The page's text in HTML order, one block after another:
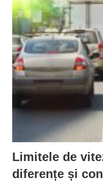
Limitele de
diferențe și